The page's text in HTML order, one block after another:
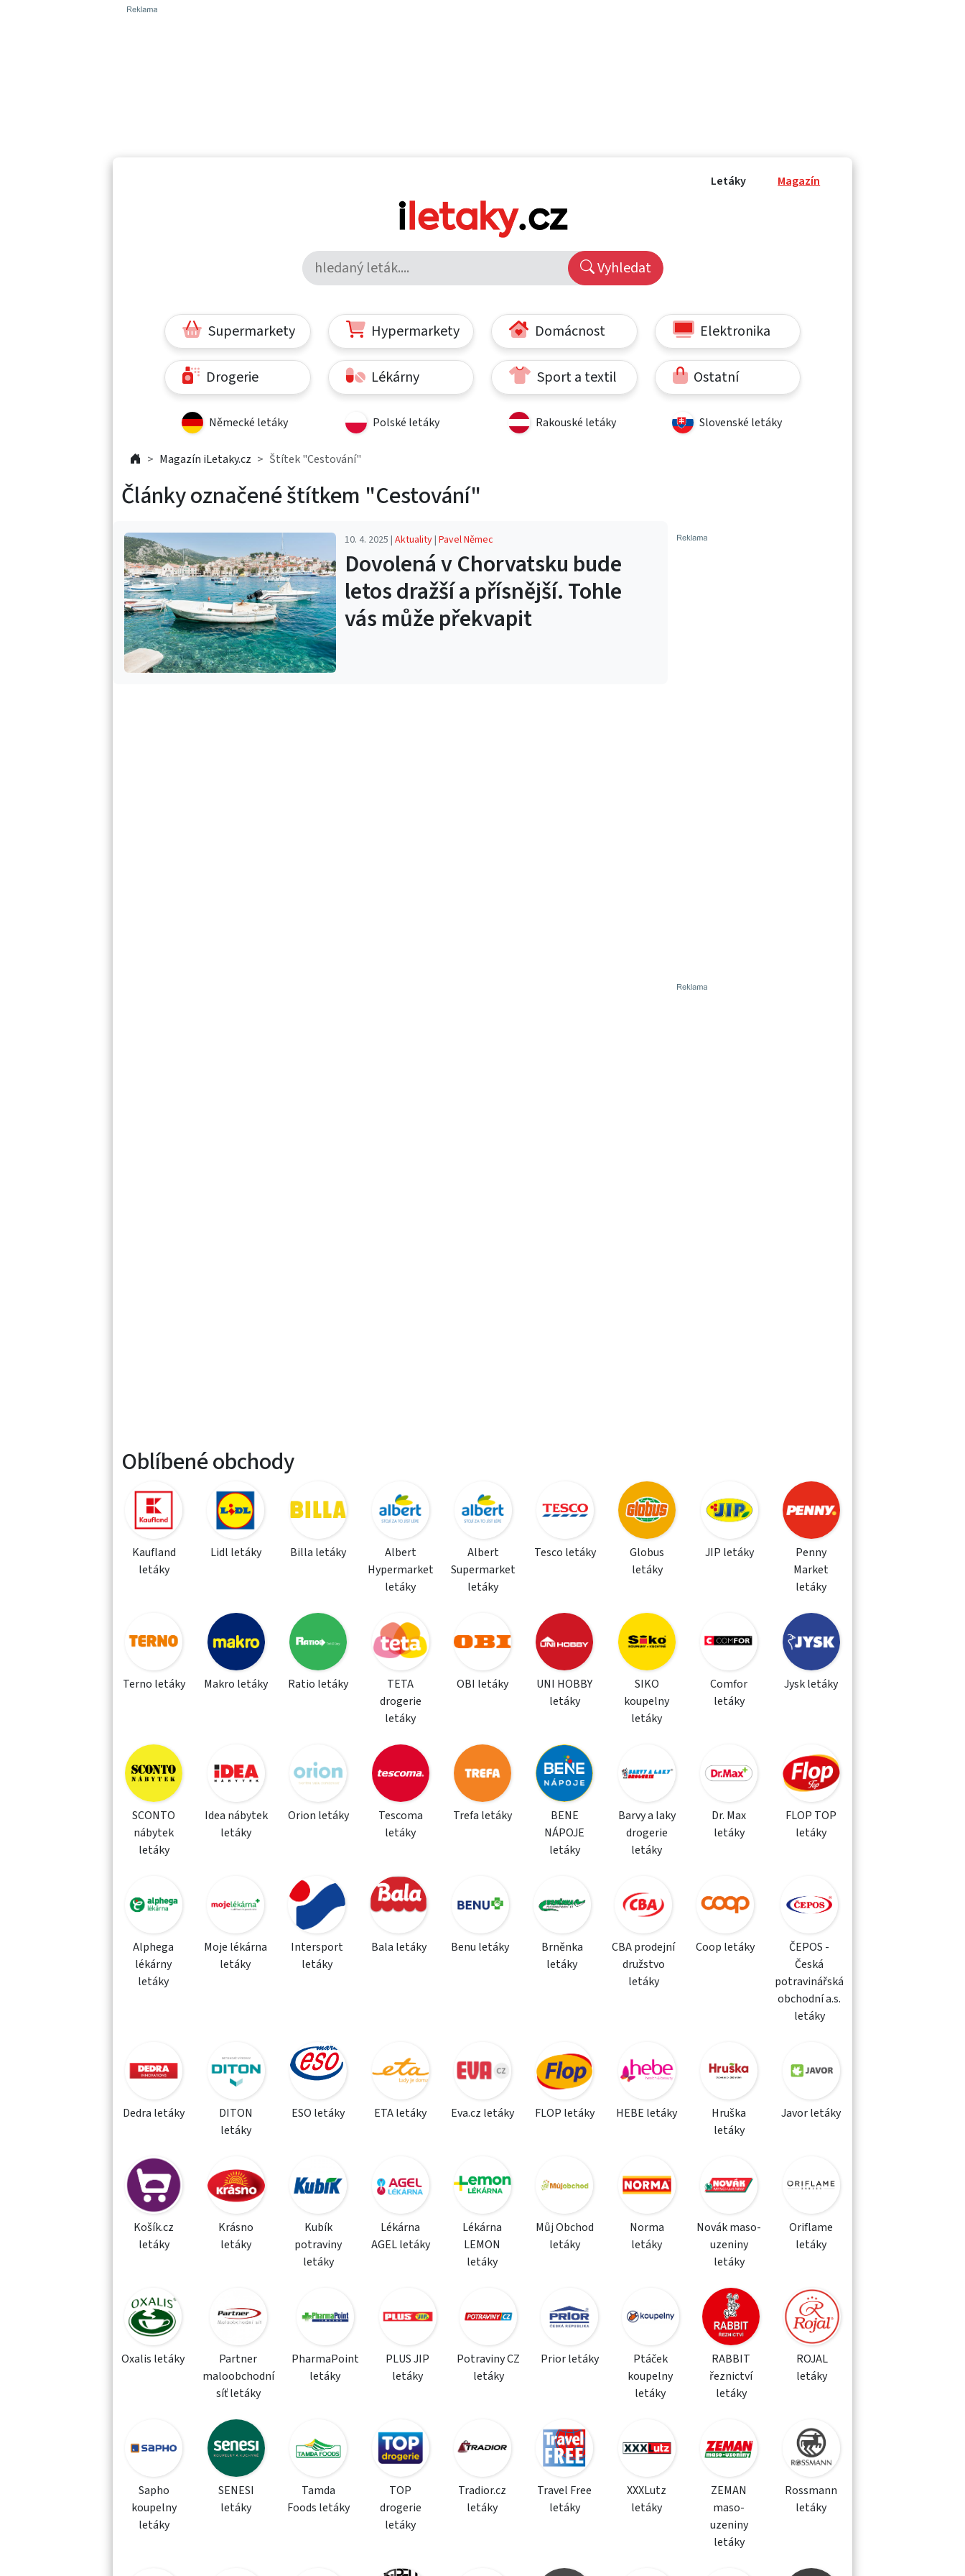
Letáky Magazín
Vyhledat
Supermarkety Hypermarkety Domácnost Elektronika
Drogerie Lékárny Sport a textil Ostatní
Německé letáky Polské letáky Rakouské letáky Slovenské letáky
Magazín iLetaky.cz Štítek "Cestování"
Články označené štítkem "Cestování"
10. 4. 2025 | Aktuality| Pavel Němec
Dovolená v Chorvatsku bude
letos dražší a přísnější. Tohle
vás může překvapit
Oblíbené obchody
Kaufland
letáky
Lidl letáky Billa letáky
Albert
Hypermarket
letáky
Albert
Supermarket
letáky
Tesco letáky
Globus
letáky
JIP letáky
Penny
Market
letáky
Terno letáky Makro letáky Ratio letáky
TETA
drogerie
letáky
OBI letáky
UNI HOBBY
letáky
SIKO
koupelny
letáky
Comfor
letáky
Jysk letáky
SCONTO
nábytek
letáky
Idea nábytek
letáky
Orion letáky
Tescoma
letáky
Trefa letáky
BENE
NÁPOJE
letáky
Barvy a laky
drogerie
letáky
Dr. Max
letáky
FLOP TOP
letáky
Alphega
lékárny
letáky
Moje lékárna
letáky
Intersport
letáky
Bala letáky Benu letáky
Brněnka
letáky
CBA prodejní
družstvo
letáky
Coop letáky
ČEPOS -
Česká
potravinářská
obchodní a.s.
letáky
Dedra letáky
DITON
letáky
ESO letáky ETA letáky Eva.cz letáky FLOP letáky HEBE letáky
Hruška
letáky
Javor letáky
Košík.cz
letáky
Krásno
letáky
Kubík
potraviny
letáky
Lékárna
AGEL letáky
Lékárna
LEMON
letáky
Můj Obchod
letáky
Norma
letáky
Novák maso-
uzeniny
letáky
Oriflame
letáky
Oxalis letáky
Partner
maloobchodní
síť letáky
PharmaPoint
letáky
PLUS JIP
letáky
Potraviny CZ
letáky
Prior letáky
Ptáček
koupelny
letáky
RABBIT
řeznictví
letáky
ROJAL
letáky
Sapho
koupelny
letáky
SENESI
letáky
Tamda
Foods letáky
TOP
drogerie
letáky
Tradior.cz
letáky
Travel Free
letáky
XXXLutz
letáky
ZEMAN
maso-
uzeniny
letáky
Rossmann
letáky